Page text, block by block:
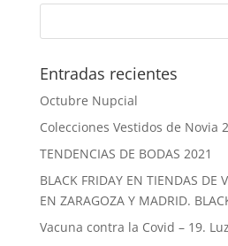
Entradas recientes
Octubre Nupcial
Colecciones Vestidos de Novia
TENDENCIAS DE BODAS 2021
BLACK FRIDAY EN TIENDAS DE
EN ZARAGOZA Y MADRID.
Vacuna contra la Covid – 19.